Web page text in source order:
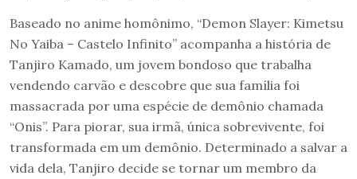
Baseado no anime homônimo, “Demon Slayer: Kimetsu
No Yaiba – Castelo Infinito” acompanha a história de
Tanjiro Kamado, um jovem bondoso que trabalha
vendendo carvão e descobre que sua família foi
massacrada por uma espécie de demônio chamada
“Onis”. Para piorar, sua irmã, única sobrevivente, foi
transformada em um demônio. Determinado a salvar a
vida dela, Tanjiro decide se tornar um membro da